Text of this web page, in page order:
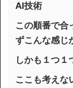
AI技術
この順番で合
ずこんな感じ
しかも１つ１
ここも考えな